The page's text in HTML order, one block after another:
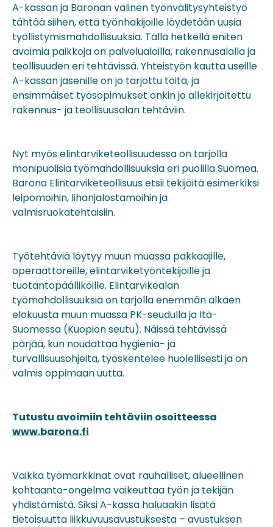
A-kassan ja Baronan välinen työnvälitysyhteistyö
tähtää siihen, että työnhakijoille löydetään uusia
työllistymismahdollisuuksia. Tällä hetkellä eniten
avoimia paikkoja on palvelualoilla, rakennusalalla ja
teollisuuden eri tehtävissä. Yhteistyön kautta useille
A-kassan jäsenille on jo tarjottu töitä, ja
ensimmäiset työsopimukset onkin jo allekirjoitettu
rakennus- ja teollisuusalan tehtäviin.
Nyt myös elintarviketeollisuudessa on tarjolla
monipuolisia työmahdollisuuksia eri puolilla Suomea.
Barona Elintarviketeollisuus etsii tekijöitä esimerkiksi
leipomoihin, lihanjalostamoihin ja
valmisruokatehtaisiin.
Työtehtäviä löytyy muun muassa pakkaajille,
operaattoreille, elintarviketyöntekijöille ja
tuotantopäälliköille. Elintarvikealan
työmahdollisuuksia on tarjolla enemmän alkaen
elokuusta muun muassa PK-seudulla ja Itä-
Suomessa (Kuopion seutu). Näissä tehtävissä
pärjää, kun noudattaa hygienia- ja
turvallisuusohjeita, työskentelee huolellisesti ja on
valmis oppimaan uutta.
Tutustu avoimiin tehtäviin osoitteessa
www.barona.fi
Vaikka työmarkkinat ovat rauhalliset, alueellinen
kohtaanto-ongelma vaikeuttaa työn ja tekijän
yhdistämistä. Siksi A-kassa haluaakin lisätä
tietoisuutta liikkuvuusavustuksesta – avustuksen